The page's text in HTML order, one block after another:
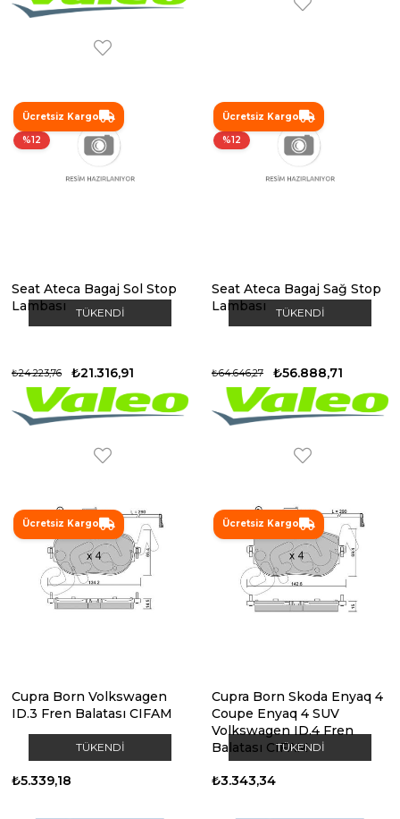
Ücretsiz Kargo
%12
TÜKENDI
Seat Ateca Bagaj Sol Stop
Lambası
₺21.316,91
₺24.223,76
Ücretsiz Kargo
%12
TÜKENDI
Seat Ateca Bagaj Sağ Stop
Lambası
₺56.888,71
₺64.646,27
Ücretsiz Kargo
TÜKENDI
Cupra Born Volkswagen
ID.3 Fren Balatası CIFAM
₺5.339,18
Ücretsiz Kargo
TÜKENDI
Cupra Born Skoda Enyaq 4
Coupe Enyaq 4 SUV
Volkswagen ID.4 Fren
Balatası CIFAM
₺3.343,34